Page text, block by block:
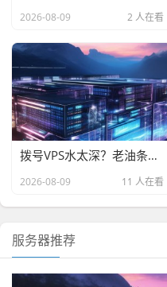
2026-08-09 2 人在看
拨号VPS水太深？老油条手把手教你选一台隐身能打的
2026-08-09 11 人在看
服务器推荐